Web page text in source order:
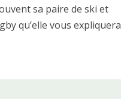
sa paire de ski et
qu’elle vous expliquera